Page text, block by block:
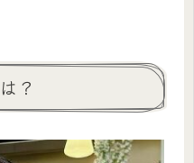
？